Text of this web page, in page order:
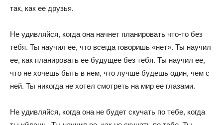
так, как ее друзья.
Не удивляйся, когда она начнет планировать что-то без
тебя. Ты научил ее, что всегда говоришь «нет». Ты научил
ее, как планировать ее будущее без тебя. Ты научил ее,
что не хочешь быть в нем, что лучше будешь один, чем с
ней. Ты никогда не хотел смотреть на мир ее глазами.
Не удивляйся, когда она не будет скучать по тебе, когда